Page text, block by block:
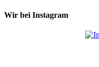
Wir bei Instagram